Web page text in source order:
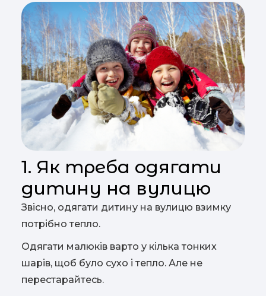
1. Як треба одягати
дитину на вулицю
Звісно, одягати дитину на вулицю взимку
потрібно тепло.
Одягати малюків варто у кілька тонких
шарів, щоб було сухо і тепло. Але не
перестарайтесь.